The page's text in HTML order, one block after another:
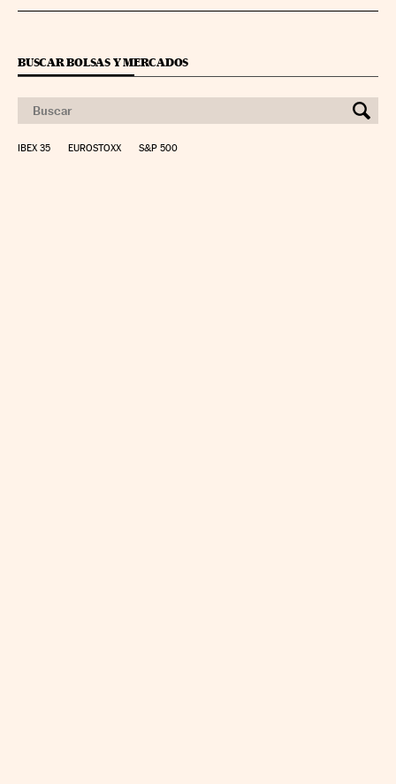
BUSCAR BOLSAS Y MERCADOS
IBEX 35 EUROSTOXX S&P 500